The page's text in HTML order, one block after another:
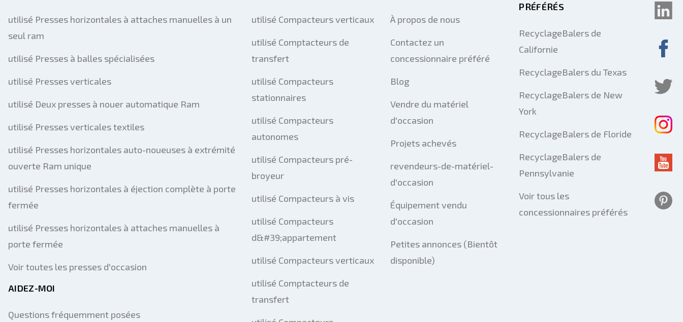
utilisé Presses horizontales à attaches manuelles à un
seul ram
utilisé Presses à balles spécialisées
utilisé Presses verticales
utilisé Deux presses à nouer automatique Ram
utilisé Presses verticales textiles
utilisé Presses horizontales auto-noueuses à extrémité
ouverte Ram unique
utilisé Presses horizontales à éjection complète à porte
fermée
utilisé Presses horizontales à attaches manuelles à
porte fermée
Voir toutes les presses d'occasion
AIDEZ-MOI
Questions fréquemment posées
utilisé Compacteurs verticaux
utilisé Comptacteurs de
transfert
utilisé Compacteurs
stationnaires
utilisé Compacteurs
autonomes
utilisé Compacteurs pré-
broyeur
utilisé Compacteurs à vis
utilisé Compacteurs
d&#39;appartement
utilisé Compacteurs verticaux
utilisé Comptacteurs de
transfert
À propos de nous
Contactez un
concessionnaire préféré
Blog
Vendre du matériel
d'occasion
Projets achevés
revendeurs-de-matériel-
d'occasion
Équipement vendu
d'occasion
Petites annonces (Bientôt
disponible)
PRÉFÉRÉS
RecyclageBalers de
Californie
RecyclageBalers du Texas
RecyclageBalers de New
York
RecyclageBalers de Floride
RecyclageBalers de
Pennsylvanie
Voir tous les
concessionnaires préférés